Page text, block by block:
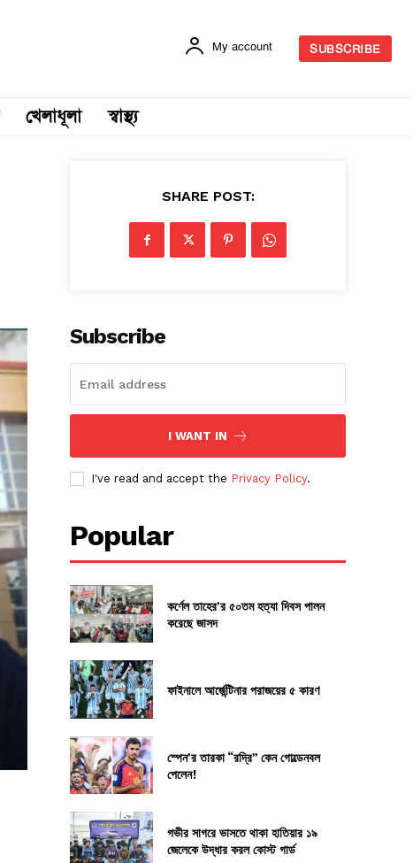
My account SUBSCRIBE
খেলাধূলা স্বাস্থ্য
SHARE POST:
Subscribe
I WANT IN
I've read and accept the Privacy Policy.
Popular
কর্ণেল তাহের’র ৫০তম হত্যা দিবস পালন
করেছে জাসদ
ফাইনালে আর্জেন্টিনার পরাজয়ের ৫ কারণ
স্পেন’র তারকা “রদ্রি” কেন গোল্ডেনবল
পেলেন!
গভীর সাগরে ভাসতে থাকা হাতিয়ার ১৯
জেলেকে উদ্ধার করল কোস্ট গার্ড